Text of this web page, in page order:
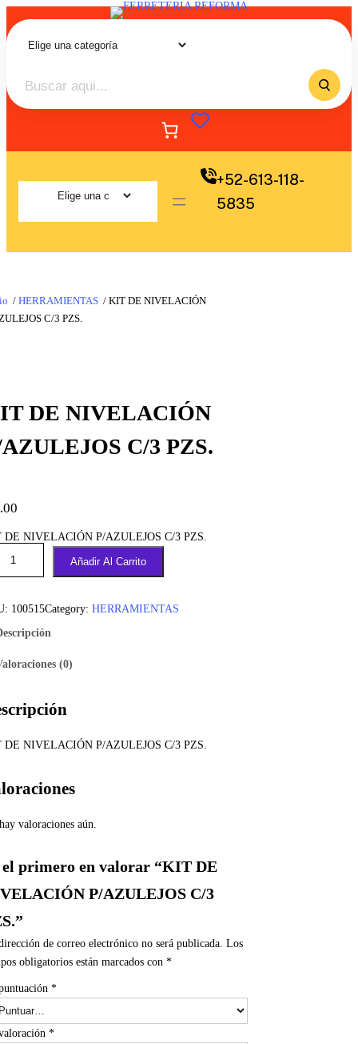
+52-613-118-
5835
/ HERRAMIENTAS / KIT DE NIVELACIÓN
C/3 PZS.
DE NIVELACIÓN
C/3 PZS.
DE NIVELACIÓN P/AZULEJOS C/3 PZS.
Añadir Al Carrito
100515Category: HERRAMIENTAS
(0)
DE NIVELACIÓN P/AZULEJOS C/3 PZS.
valoraciones aún.
el primero en valorar “KIT DE
P/AZULEJOS C/3
de correo electrónico no será publicada. Los
obligatorios están marcados con *
*
*